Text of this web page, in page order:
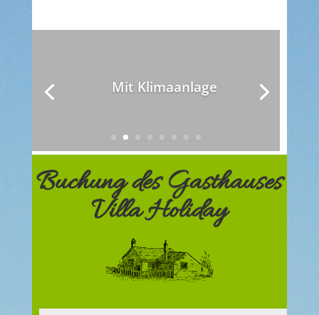
Mit Klimaanlage
Buchung des Gasthauses
Villa Holiday